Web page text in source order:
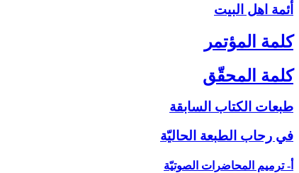
أئمة اهل البیت
كلمة المؤتمر
كلمة المحقّق
طبعات الكتاب السابقة
في رحاب الطبعة الحاليّة
أ- ترميم المحاضرات الصوتيّة